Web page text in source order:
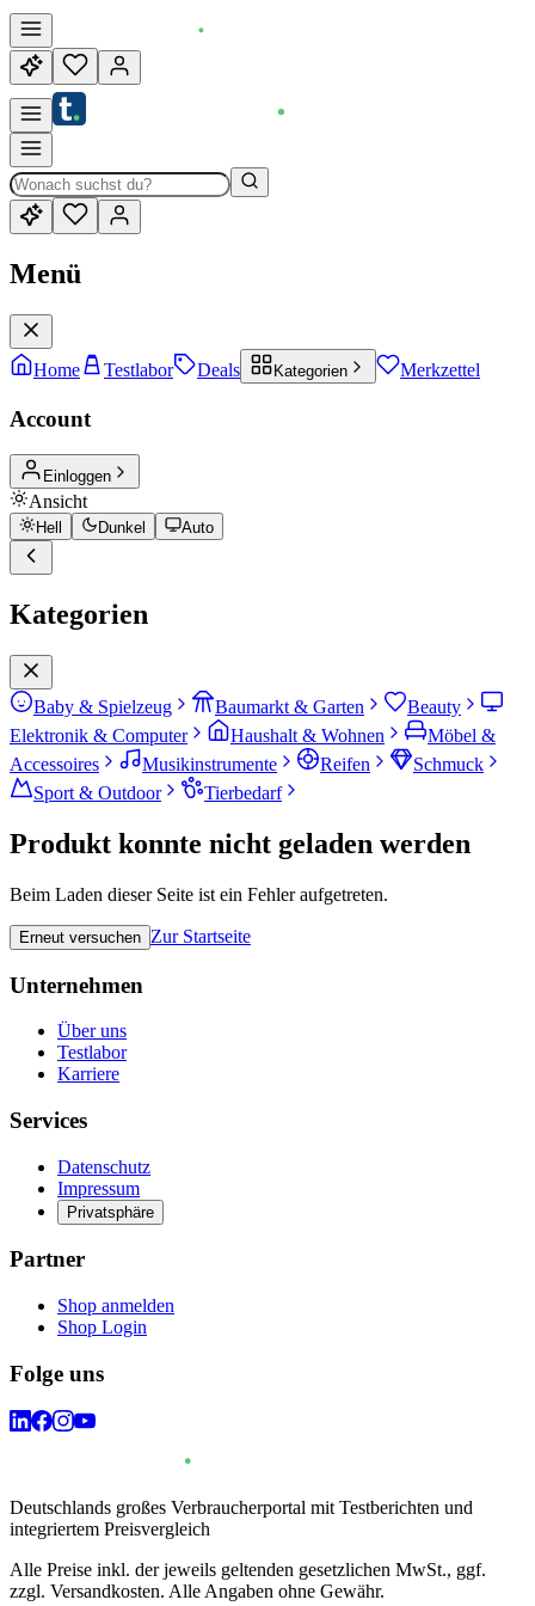
Menü
Home Testlabor Deals Kategorien Merkzettel
Account
Einloggen
Ansicht
Hell Dunkel Auto
Kategorien
Baby & Spielzeug Baumarkt & Garten
Beauty
Elektronik & Computer
Haushalt & Wohnen
Möbel &
Accessoires
Musikinstrumente Reifen
Schmuck
Sport & Outdoor
Tierbedarf
Produkt konnte nicht geladen werden
Beim Laden dieser Seite ist ein Fehler aufgetreten.
Erneut versuchen Zur Startseite
Unternehmen
Über uns
Testlabor
Karriere
Services
Datenschutz
Impressum
Privatsphäre
Partner
Shop anmelden
Shop Login
Folge uns
Deutschlands großes Verbraucherportal mit Testberichten und
integriertem Preisvergleich
Alle Preise inkl. der jeweils geltenden gesetzlichen MwSt., ggf.
zzgl. Versandkosten. Alle Angaben ohne Gewähr.